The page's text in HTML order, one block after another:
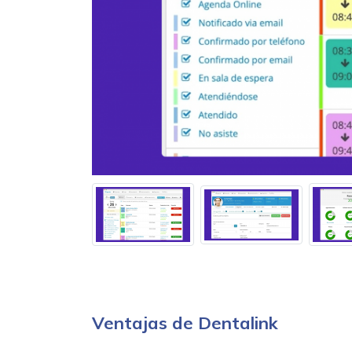
Ventajas de Dentalink